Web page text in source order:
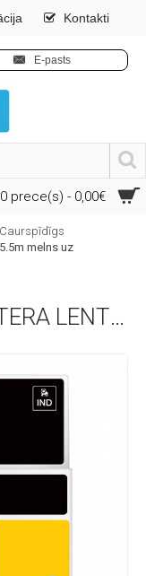
Kontakti
E-pasts
0 prece(s) - 0,00€
Caurspīdīgs
melns uz
DYMO RHINO POLIESTERA LENTE 622289 12MM X 5.5M MELNS UZ CAURSPĪDĪGAS / STINGRI PIELĪPOŠA